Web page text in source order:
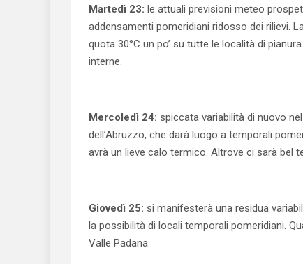
Martedì 23: le attuali previsioni meteo
addensamenti pomeridiani ridosso dei rilievi.
quota 30°C un po’ su tutte le località di
interne.
Mercoledì 24: spiccata variabilità di nuovo
dell’Abruzzo, che darà luogo a temporali
avrà un lieve calo termico. Altrove ci sarà bel
Giovedì 25: si manifesterà una residua
la possibilità di locali temporali pomeridiani.
Valle Padana.